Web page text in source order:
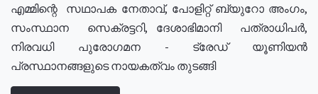
എമ്മിന്റെ സഥാപക നേതാവ്, പോളിറ്റ് ബ്യുറോ അംഗം,
സംസ്ഥാന സെക്രട്ടറി, ദേശാഭിമാനി പത്രാധിപർ,
നിരവധി പുരോഗമന - ട്രേഡ് യൂണിയൻ
പ്രസ്ഥാനങ്ങളുടെ നായകത്വം തുടങ്ങി